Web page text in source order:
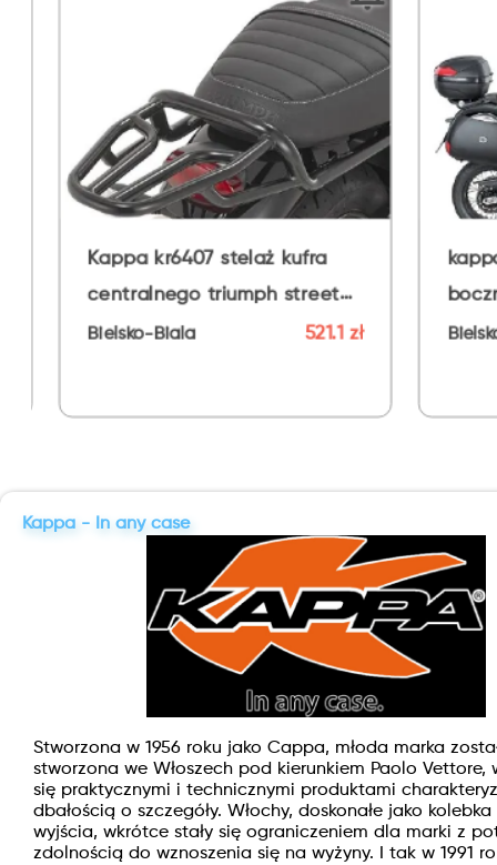
kappa stelaż kufrów
bocznych monokey cam side
bmw
Bielsko-Biala
Kappa - In any case
Stworzona w 1956 roku jako Cappa, młoda marka
stworzona we Włoszech pod kierunkiem Paolo Vettore,
się praktycznymi i technicznymi produktami
dbałością o szczegóły. Włochy, doskonałe jako
wyjścia, wkrótce stały się ograniczeniem dla marki z
zdolnością do wznoszenia się na wyżyny. I tak w 1991